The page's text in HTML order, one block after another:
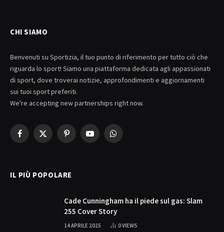
CHI SIAMO
Benvenuti su Sportizia, il tuo punto di riferimento per tutto ciò che
riguarda lo sport! Siamo una piattaforma dedicata agli appassionati
di sport, dove troverai notizie, approfondimenti e aggiornamenti
sui tuoi sport preferiti.
We're accepting new partnerships right now.
Facebook
X
PinterestYouTubeWhatsApp
IL PIÙ POPOLARE
Cade Cunningham ha il piede sul gas: Slam
255 Cover Story
14 APRILE 2025 0VIEWS